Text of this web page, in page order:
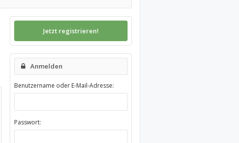
Jetzt registrieren!
Anmelden
Benutzername oder E-Mail-Adresse:
Passwort: